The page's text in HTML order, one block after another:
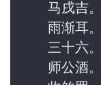
马戌吉。
雨渐耳。
三十六。
师公酒。